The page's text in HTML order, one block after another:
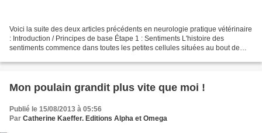
Voici la suite des deux articles précédents en neurologie pratique vétérinaire
: Introduction / Principes de base Étape 1 : Sentiments L'histoire des
sentiments commence dans toutes les petites cellules situées au bout de
Mon poulain grandit plus vite que moi !
Publié le 15/08/2013 à 05:56
Par Catherine Kaeffer. Editions Alpha et Omega